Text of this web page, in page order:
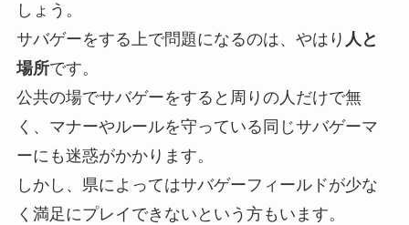
しょう。
サバゲーをする上で問題になるのは、やはり 人と
場所です。
公共の場でサバゲーをすると周りの人だけで無
く、マナーやルールを守っている同じサバゲーマ
ーにも迷惑がかかります。
しかし、県によってはサバゲーフィールドが少な
く満足にプレイできないという方もいます。